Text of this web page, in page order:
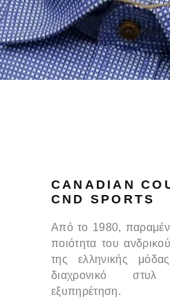
CANADIAN
CND SPORTS
Από το 1980,
ποιότητα του
της ελληνικής
διαχρονικό
εξυπηρέτηση.